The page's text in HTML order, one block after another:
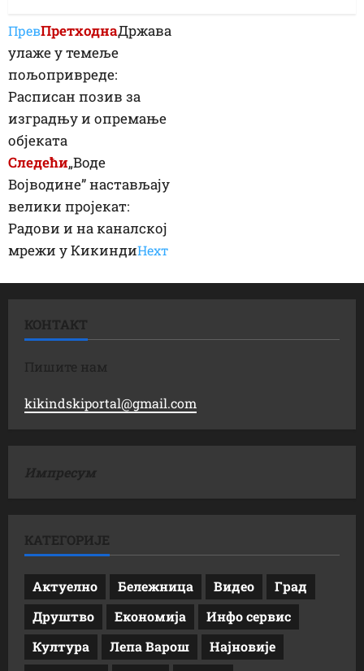
ПревПретходнаДржава
улаже у темеље
пољопривреде:
Расписан позив за
изградњу и опремање
објеката
Следећи„Воде
Војводине” настављају
велики пројекат:
Радови и на каналској
мрежи у КикиндиНеxт
КОНТАКТ
Пишите нам
kikindskiportal@gmail.com
Импресум
КАТЕГОРИЈЕ
Актуелно Бележница Видео
Град
Друштво
Економија
Инфо сервис
Култура
Лепа Варош
Најновије